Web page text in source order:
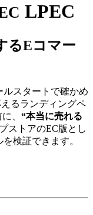
LPEC
るEコマー
スタートで確かめ
るランディングペ
、 “本当に売れる
ストアのEC版とし
検証できます。